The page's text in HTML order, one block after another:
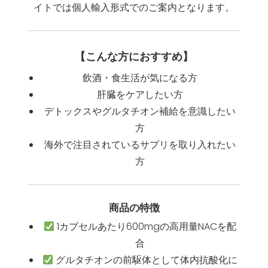
イトでは個人輸入形式でのご案内となります。
【こんな方におすすめ】
飲酒・食生活が気になる方
肝臓をケアしたい方
デトックスやグルタチオン補給を意識したい
方
海外で注目されているサプリを取り入れたい
方
商品の特徴
1カプセルあたり600mgの高用量NACを配
合
グルタチオンの前駆体として体内抗酸化に